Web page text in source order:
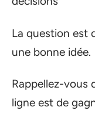
La question est
une bonne idée.
Rappellez-vous
ligne est de